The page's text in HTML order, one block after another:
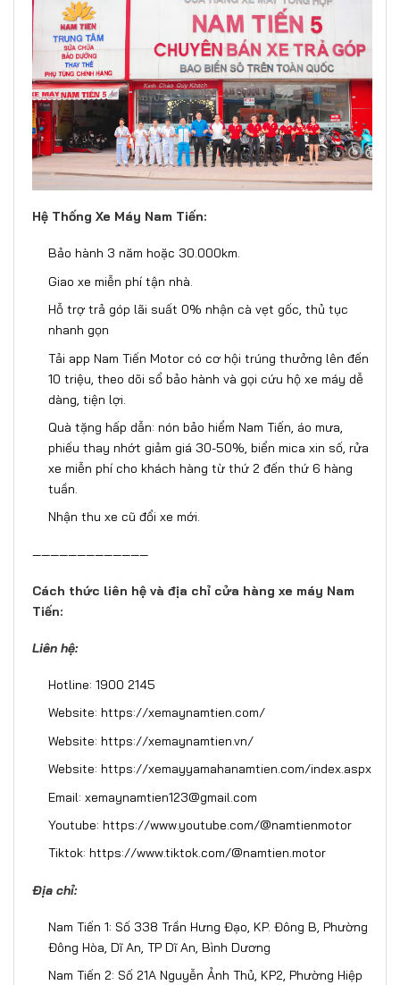
Hệ Thống Xe Máy Nam Tiến:
Bảo hành 3 năm hoặc 30.000km.
Giao xe miễn phí tận nhà.
Hỗ trợ trả góp lãi suất 0% nhận cà vẹt gốc, thủ tục
nhanh gọn
Tải app Nam Tiến Motor có cơ hội trúng thưởng lên đến
10 triệu, theo dõi sổ bảo hành và gọi cứu hộ xe máy dễ
dàng, tiện lợi.
Quà tặng hấp dẫn: nón bảo hiểm Nam Tiến, áo mưa,
phiếu thay nhớt giảm giá 30-50%, biển mica xin số, rửa
xe miễn phí cho khách hàng từ thứ 2 đến thứ 6 hàng
tuần.
Nhận thu xe cũ đổi xe mới.
—————————————
Cách thức liên hệ và địa chỉ cửa hàng xe máy Nam
Tiến:
Liên hệ:
Hotline: 1900 2145
Website:https://xemaynamtien.com/
Website:https://xemaynamtien.vn/
Website:https://xemayyamahanamtien.com/index.aspx
Email: xemaynamtien123@gmail.com
Youtube:https://www.youtube.com/@namtienmotor
Tiktok:https://www.tiktok.com/@namtien.motor
Địa chỉ:
Nam Tiến 1: Số 338 Trần Hưng Đạo, KP. Đông B, Phường
Đông Hòa, Dĩ An, TP Dĩ An, Bình Dương
Nam Tiến 2: Số 21A Nguyễn Ảnh Thủ, KP2, Phường Hiệp